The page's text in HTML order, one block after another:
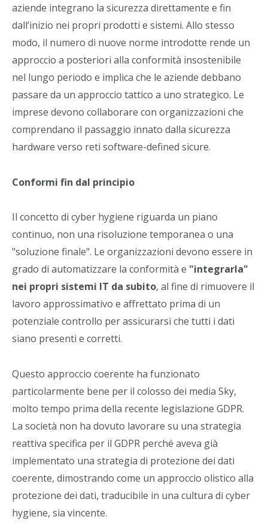
aziende integrano la sicurezza direttamente e fin
dall’inizio nei propri prodotti e sistemi. Allo stesso
modo, il numero di nuove norme introdotte rende un
approccio a posteriori alla conformità insostenibile
nel lungo periodo e implica che le aziende debbano
passare da un approccio tattico a uno strategico. Le
imprese devono collaborare con organizzazioni che
comprendano il passaggio innato dalla sicurezza
hardware verso reti software-defined sicure.
Conformi fin dal principio
Il concetto di cyber hygiene riguarda un piano
continuo, non una risoluzione temporanea o una
"soluzione finale". Le organizzazioni devono essere in
grado di automatizzare la conformità e "integrarla"
nei propri sistemi IT da subito, al fine di rimuovere il
lavoro approssimativo e affrettato prima di un
potenziale controllo per assicurarsi che tutti i dati
siano presenti e corretti.
Questo approccio coerente ha funzionato
particolarmente bene per il colosso dei media Sky,
molto tempo prima della recente legislazione GDPR.
La società non ha dovuto lavorare su una strategia
reattiva specifica per il GDPR perché aveva già
implementato una strategia di protezione dei dati
coerente, dimostrando come un approccio olistico alla
protezione dei dati, traducibile in una cultura di cyber
hygiene, sia vincente.